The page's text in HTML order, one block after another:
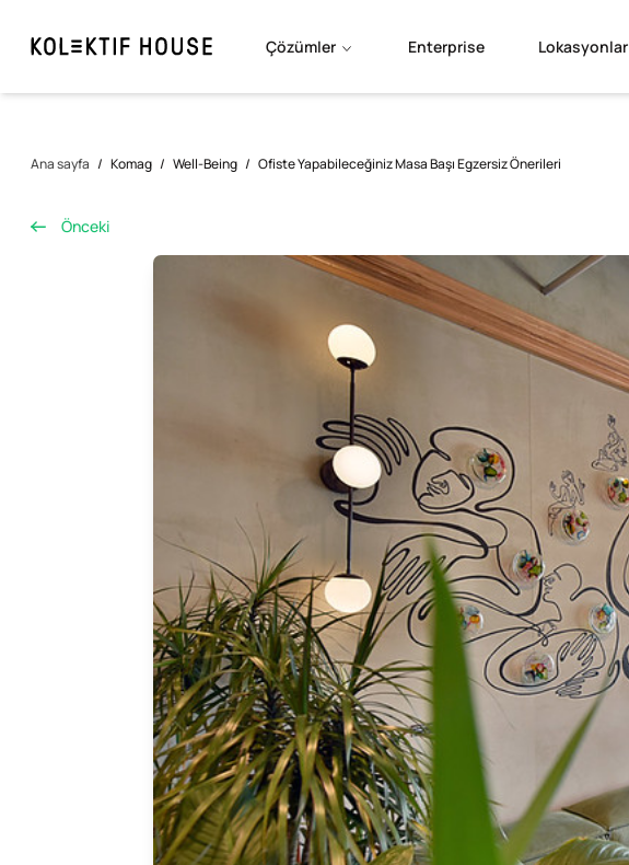
Çözümler Enterprise Lokasyonlar
Ana sayfa / Komag / Well-Being / Ofiste Yapabileceğiniz Masa Başı Egzersiz Önerileri
Önceki